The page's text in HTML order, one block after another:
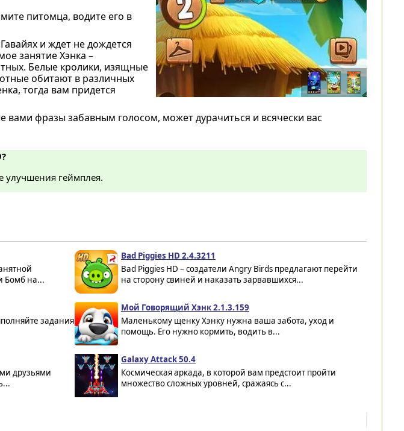
питомца, водите его в
и ждет не дождется
занятие Хэнка –
Белые кролики, изящные
обитают в различных
тогда вам придется
вами фразы забавным голосом, может дурачиться и всячески вас
улучшения геймплея.
Бомб на...
Bad Piggies HD 2.4.3211
Bad Piggies HD – создатели Angry Birds предлагают перейти
на сторону свиней и наказать зарвавшихся...
задания
Мой Говорящий Хэнк 2.1.3.159
Маленькому щенку Хэнку нужна ваша забота, уход и
помощь. Его нужно кормить, водить в...
друзьями
Galaxy Attack 50.4
Космическая аркада, в которой вам предстоит пройти
множество сложных уровней, сражаясь с...